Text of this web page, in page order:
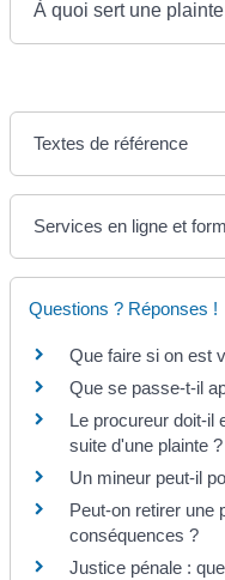
À quoi sert une
Textes de référence
Services en ligne et
Questions ? Réponses !
Que faire si on est
Que se passe-t-il
Le procureur doit-il
suite d'une plainte ?
Un mineur peut-il
Peut-on retirer une
conséquences ?
Justice pénale :